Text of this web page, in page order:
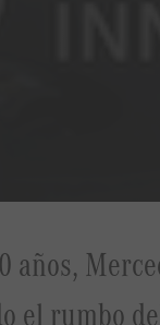
años,
el rumbo